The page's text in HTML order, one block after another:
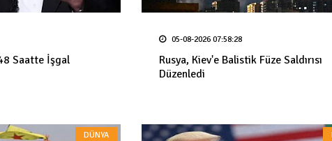
Saatte İşgal
05-08-2026 07:58:28
Rusya, Kiev'e Balistik Füze Saldırısı
Düzenledi
DÜNYA